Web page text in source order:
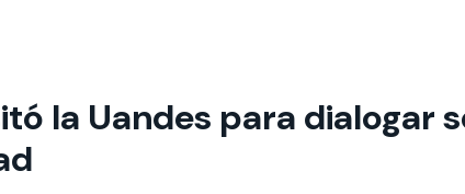
la Uandes para dialogar